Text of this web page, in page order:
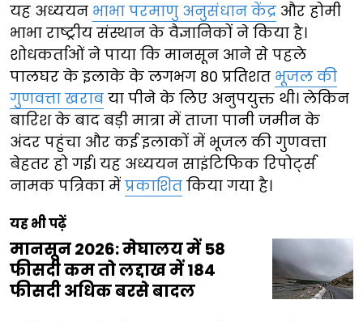
यह अध्ययन भाभा परमाणु अनुसंधान केंद्र और होमी
भाभा राष्ट्रीय संस्थान के वैज्ञानिकों ने किया है।
शोधकर्ताओं ने पाया कि मानसून आने से पहले
पालघर के इलाके के लगभग 80 प्रतिशत भूजल की
गुणवत्ता खराब या पीने के लिए अनुपयुक्त थी। लेकिन
बारिश के बाद बड़ी मात्रा में ताजा पानी जमीन के
अंदर पहुंचा और कई इलाकों में भूजल की गुणवत्ता
बेहतर हो गई। यह अध्ययन साइंटिफिक रिपोर्ट्स
नामक पत्रिका में प्रकाशित किया गया है।
यह भी पढ़ें
मानसून 2026: मेघालय में 58
फीसदी कम तो लद्दाख में 184
फीसदी अधिक बरसे बादल